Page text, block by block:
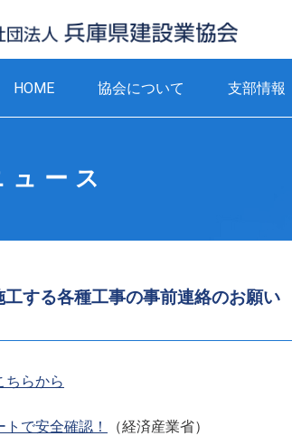
HOME 協会について 支部情報
ュース
工する各種工事の事前連絡のお願い
ちらから
で安全確認！ （経済産業省）